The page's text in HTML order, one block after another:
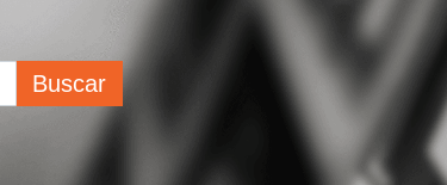
Buscar